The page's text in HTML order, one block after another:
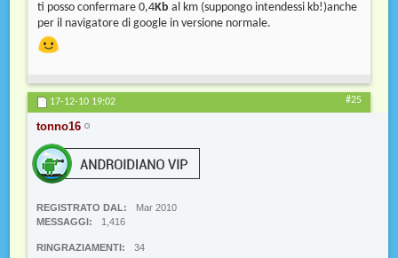
ti posso confermare 0,4Kb al km (suppongo intendessi kb!)anche
per il navigatore di google in versione normale.
17-12-10 19:02 #25
tonno16
REGISTRATO DAL
Mar 2010
MESSAGGI
1,416
RINGRAZIAMENTI
34